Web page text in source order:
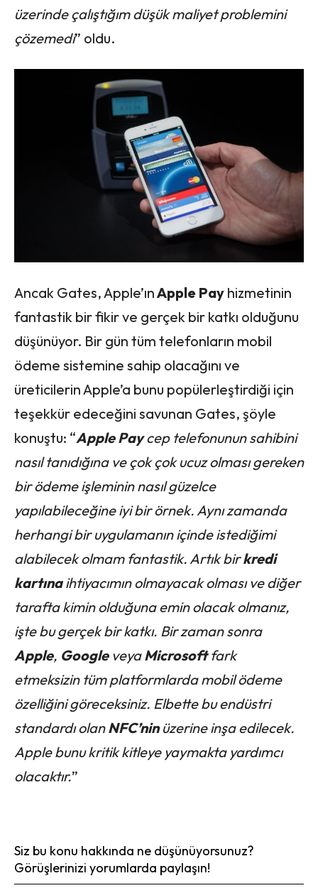
üzerinde çalıştığım düşük maliyet problemini
çözemedi” oldu.
Ancak Gates, Apple’ınApple Pay hizmetinin
fantastik bir fikir ve gerçek bir katkı olduğunu
düşünüyor. Bir gün tüm telefonların mobil
ödeme sistemine sahip olacağını ve
üreticilerin Apple’a bunu popülerleştirdiği için
teşekkür edeceğini savunan Gates, şöyle
konuştu: “Apple Paycep telefonunun sahibini
nasıl tanıdığına ve çok çok ucuz olması gereken
bir ödeme işleminin nasıl güzelce
yapılabileceğine iyi bir örnek. Aynı zamanda
herhangi bir uygulamanın içinde istediğimi
alabilecek olmam fantastik. Artık birkredi
kartınaihtiyacımın olmayacak olması ve diğer
tarafta kimin olduğuna emin olacak olmanız,
işte bu gerçek bir katkı. Bir zaman sonra
Apple, GoogleveyaMicrosoftfark
etmeksizin tüm platformlarda mobil ödeme
özelliğini göreceksiniz. Elbette bu endüstri
standardı olanNFC’ninüzerine inşa edilecek.
Apple bunu kritik kitleye yaymakta yardımcı
olacaktır.”
Siz bu konu hakkında ne düşünüyorsunuz?
Görüşlerinizi yorumlarda paylaşın!